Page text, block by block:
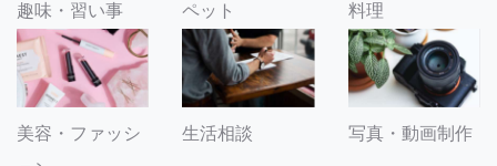
趣味・習い事 ペット 料理
美容・ファッシ
生活相談 写真・動画制作